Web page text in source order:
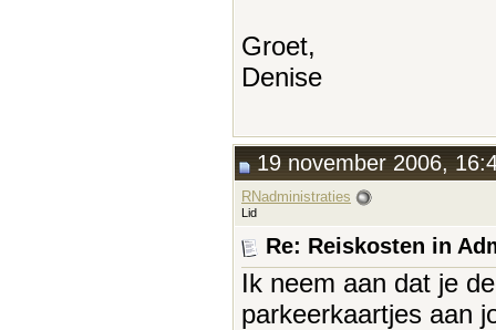
Groet,
Denise
19 november 2006,
RNadministraties
Lid
Re: Reiskosten in
Ik neem aan dat je
parkeerkaartjes aan